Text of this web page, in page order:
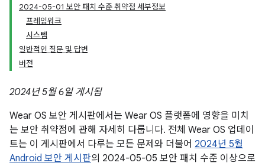
2024-05-01 보안 패치 수준 취약점 세부정보
프레임워크
시스템
일반적인 질문 및 답변
버전
2024년 5월 6일 게시됨
Wear OS 보안 게시판에서는 Wear OS 플랫폼에 영향을 미치
는 보안 취약점에 관해 자세히 다룹니다. 전체 Wear OS 업데이
트는 이 게시판에서 다루는 모든 문제와 더불어 2024년 5월
Android 보안 게시판의 2024-05-05 보안 패치 수준 이상으로